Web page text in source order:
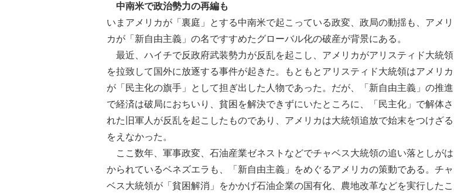
中南米で政治勢力の再編も
いまアメリカが「裏庭」とする中南米で起こっている政変、政局の動揺も、アメリ
カが「新自由主義」の名ですすめたグローバル化の破産が背景にある。
最近、ハイチで反政府武装勢力が反乱を起こし、アメリカがアリスティド大統領
を拉致して国外に放逐する事件が起きた。もともとアリスティド大統領はアメリカ
が「民主化の旗手」として担ぎ出した人物であった。だが、「新自由主義」の推進
で経済は破局におちいり、貧困を解決できずにいたところに、「民主化」で解体さ
れた旧軍人が反乱を起こしたものであり、アメリカは大統領追放で始末をつけざる
をえなかった。
ここ数年、軍事政変、石油産業ゼネストなどでチャベス大統領の追い落としがは
かられているベネズエラも、「新自由主義」をめぐるアメリカの策動である。チャ
ベス大統領が「貧困解消」をかかげ石油企業の国有化、農地改革などを実行したこ